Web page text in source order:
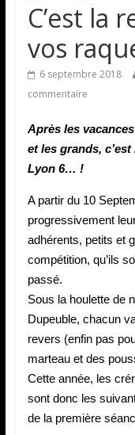
C’est la
vos
6 septembre 2018
commentaire
Après les
et les grands,
Lyon 6… !
A partir du 10
progressivement
adhérents, petits et
compétition, qu’ils
passé.
Sous la houlette de
Dupeuble, chacun
revers (enfin pas
marteau et des
Cette année, les
sont donc les
de la première